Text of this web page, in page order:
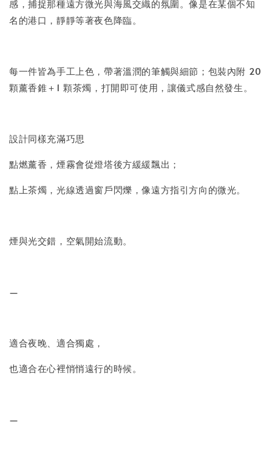
感，捕捉那種遠方微光與海風交織的氛圍。像是在某個不知
名的港口，靜靜等著夜色降臨。
每一件皆為手工上色，帶著溫潤的筆觸與細節；包裝內附 20
顆薰香錐＋1 顆茶燭，打開即可使用，讓儀式感自然發生。
設計同樣充滿巧思
點燃薰香，煙霧會從燈塔後方緩緩飄出；
點上茶燭，光線透過窗戶閃爍，像遠方指引方向的微光。
煙與光交錯，空氣開始流動。
—
適合夜晚、適合獨處，
也適合在心裡悄悄遠行的時候。
—